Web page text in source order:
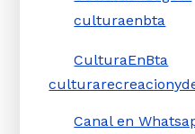
culturaenbta
CulturaEnBta
Canal en